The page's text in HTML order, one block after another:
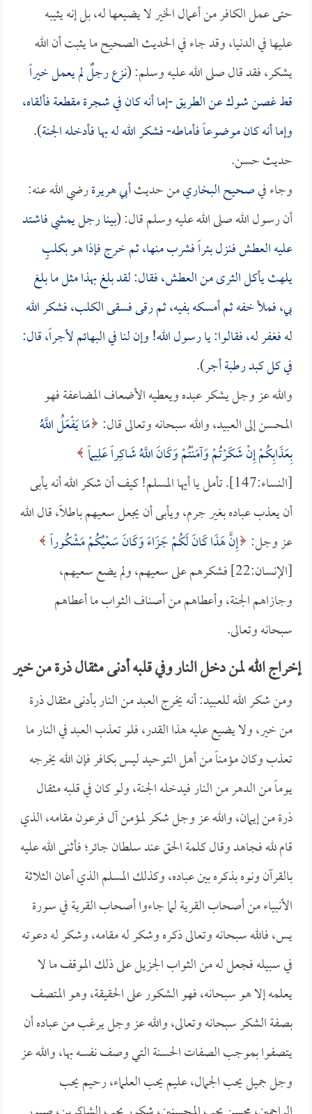
حتى عمل الكافر من أعمال الخير لا يضيعها له، بل إنه يثيبه
عليها في الدنيا، وقد جاء في الحديث الصحيح ما يثبت أن الله
يشكر، فقد قال صلى الله عليه وسلم: (نزع رجلٌ لم يعمل خيراً
قط غصن شوك عن الطريق -إما أنه كان في شجرة مقطعة فألقاه،
وإما أنه كان موضوعاً فأماطه- فشكر الله له بها فأدخله الجنة).
حديث حسن.
وجاء فيصحيح البخاريمن حديثأبي هريرةرضي الله عنه:
أن رسول الله صلى الله عليه وسلم قال: (بينا رجل يمشي فاشتد
عليه العطش فنزل بئراً فشرب منها، ثم خرج فإذا هو بكلبٍ
يلهث يأكل الثرى من العطش، فقال: لقد بلغ بهذا مثل ما بلغ
بي، فملأ خفه ثم أمسكه بفيه، ثم رقى فسقى الكلب، فشكر الله
له فغفر له، فقالوا: يا رسول الله! وإن لنا في البهائم لأجراً، قال:
في كل كبد رطبة أجر).
والله عز وجل يشكر عبده ويعطيه الأضعاف المضاعفة فهو
المحسن إلى العبيد، والله سبحانه وتعالى قال: مَا يَفْعَلُ اللَّهُ
بِعَذَابِكُمْ إِنْ شَكَرْتُمْ وَآمَنْتُمْ وَكَانَ اللَّهُ شَاكِراً عَلِيماً
[النساء:147]. تأمل يا أيها المسلم! كيف أن شكر الله أنه يأبى
أن يعذب عباده بغير جرم، ويأبى أن يجعل سعيهم باطلاً، قال الله
عز وجل: إِنَّ هَذَا كَانَ لَكُمْ جَزَاءً وَكَانَ سَعْيُكُمْ مَشْكُوراً
[الإنسان:22] فشكرهم على سعيهم، ولم يضع سعيهم،
وجازاهم الجنة، وأعطاهم من أصناف الثواب ما أعطاهم
سبحانه وتعالى.
إخراج الله لمن دخل النار وفي قلبه أدنى مثقال ذرة من خير
ومن شكر الله للعبيد: أنه يخرج العبد من النار بأدنى مثقال ذرة
من خير، ولا يضيع عليه هذا القدر، فلو تعذب العبد في النار ما
تعذب وكان مؤمناً من أهل التوحيد ليس بكافر فإن الله يخرجه
يوماً من الدهر من النار فيدخله الجنة، ولو كان في قلبه مثقال
ذرة من إيمان، والله عز وجل شكر لمؤمن آل فرعون مقامه، الذي
قام لله فجاهد وقال كلمة الحق عند سلطان جائر؛ فأثنى الله عليه
بالقرآن ونوه بذكره بين عباده، وكذلك المسلم الذي أعان الثلاثة
الأنبياء من أصحاب القرية لما جاءوا أصحاب القرية في سورة
يس، فالله سبحانه وتعالى ذكره وشكر له مقامه، وشكر له دعوته
في سبيله فجعل له من الثواب الجزيل على ذلك الموقف ما لا
يعلمه إلا هو سبحانه، فهو الشكور على الحقيقة، وهو المتصف
بصفة الشكر سبحانه وتعالى، والله عز وجل يرغب من عباده أن
يتصفوا بموجب الصفات الحسنة التي وصف نفسه بها، والله عز
وجل جميل يحب الجمال، عليم يحب العلماء، رحيم يحب